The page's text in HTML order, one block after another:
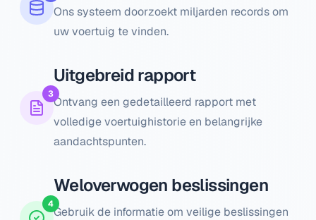
Ons systeem doorzoekt miljarden records om
uw voertuig te vinden.
3
Uitgebreid rapport
Ontvang een gedetailleerd rapport met
volledige voertuighistorie en belangrijke
aandachtspunten.
4
Weloverwogen beslissingen
Gebruik de informatie om veilige beslissingen